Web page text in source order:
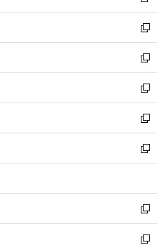
開
く
ウ
で
開
く
ン
ド
ウ
で
開
く
ウ
ィ
ン
ド
ウ
で
開
く
し
い
ウ
ィ
ン
ド
ウ
で
開
く
新
し
い
ウ
ィ
ン
ド
ウ
で
開
新
し
い
ウ
ィ
ン
ド
ウ
開
く
新
し
い
ウ
ィ
ン
ウ
で
開
く
新
し
い
ウ
ン
ド
ウ
で
新
し
ウ
ィ
ン
ド
新
し
い
新